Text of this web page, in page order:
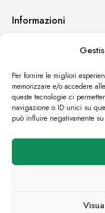
Per fornire le migliori
memorizzare e/o accedere
queste tecnologie ci
navigazione o ID unici su
può influire negativamente
Informazioni